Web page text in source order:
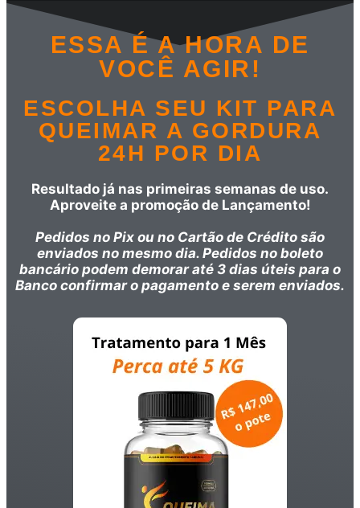
ESSA É A HORA DE
VOCÊ AGIR!
ESCOLHA SEU KIT PARA
QUEIMAR A GORDURA
24H POR DIA
Resultado já nas primeiras semanas de uso.
Aproveite a promoção de Lançamento!
Pedidos no Pix ou no Cartão de Crédito são
enviados no mesmo dia. Pedidos no boleto
bancário podem demorar até 3 dias úteis para o
Banco confirmar o pagamento e serem enviados.